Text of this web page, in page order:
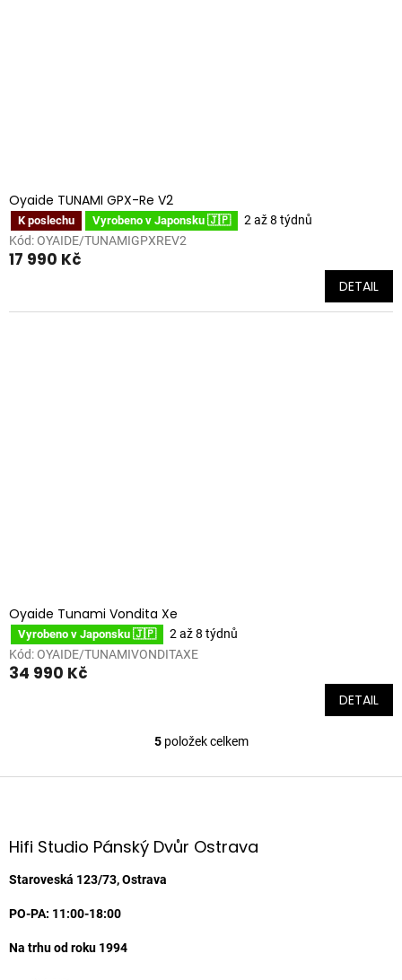
Oyaide TUNAMI GPX-Re V2
K poslechu Vyrobeno v Japonsku 🇯🇵
2 až 8 týdnů
Kód: OYAIDE/TUNAMIGPXREV2
17 990 Kč
DETAIL
Oyaide Tunami Vondita Xe
Vyrobeno v Japonsku 🇯🇵
2 až 8 týdnů
Kód: OYAIDE/TUNAMIVONDITAXE
34 990 Kč
DETAIL
O
l
c
5položek celkem
Z
aHifi Studio Pánský Dvůr Ostrava
Staroveská 123/73, Ostrava
PO-PA: 11:00-18:00
Na trhu od roku 1994